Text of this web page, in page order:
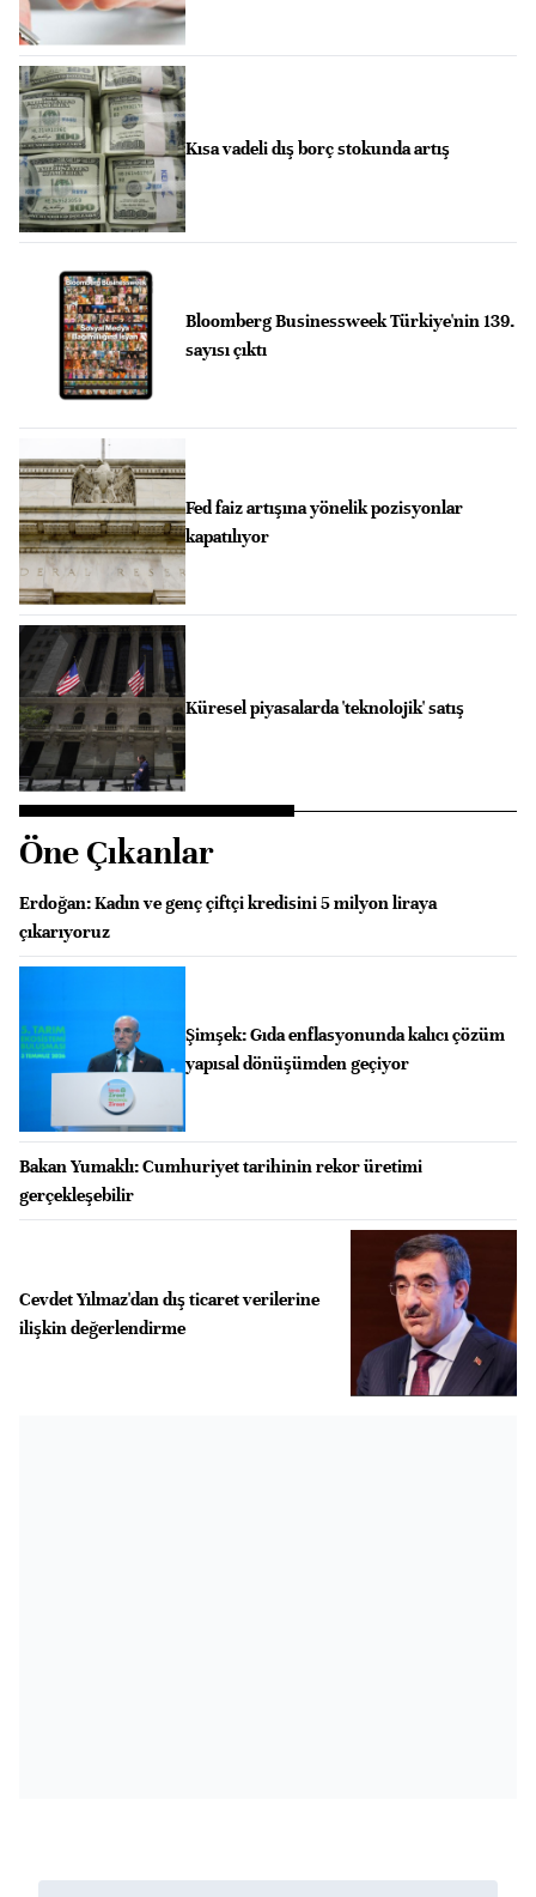
Kısa vadeli dış borç stokunda artış
Bloomberg Businessweek Türkiye'nin 139.
sayısı çıktı
Fed faiz artışına yönelik pozisyonlar
kapatılıyor
Küresel piyasalarda 'teknolojik' satış
Öne Çıkanlar
Erdoğan: Kadın ve genç çiftçi kredisini 5 milyon liraya
çıkarıyoruz
Şimşek: Gıda enflasyonunda kalıcı çözüm
yapısal dönüşümden geçiyor
Bakan Yumaklı: Cumhuriyet tarihinin rekor üretimi
gerçekleşebilir
Cevdet Yılmaz'dan dış ticaret verilerine
ilişkin değerlendirme